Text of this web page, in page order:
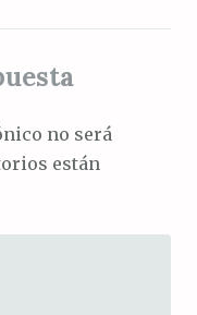
no será
están